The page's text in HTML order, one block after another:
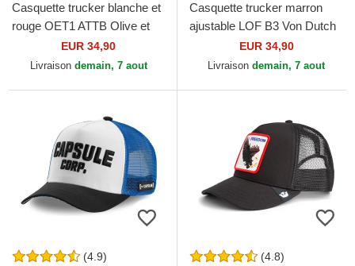
Casquette trucker blanche et
rouge OET1 ATTB Olive et
Tom CapslabEUR 34,90
Livraison demain, 7 aout
Casquette trucker marron
ajustable LOF B3 Von Dutch
EUR 34,90
Livraison demain, 7 aout
(4.9) (4.8)